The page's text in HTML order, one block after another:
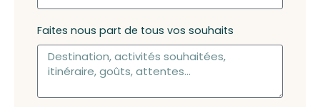
Faites nous part de tous vos souhaits